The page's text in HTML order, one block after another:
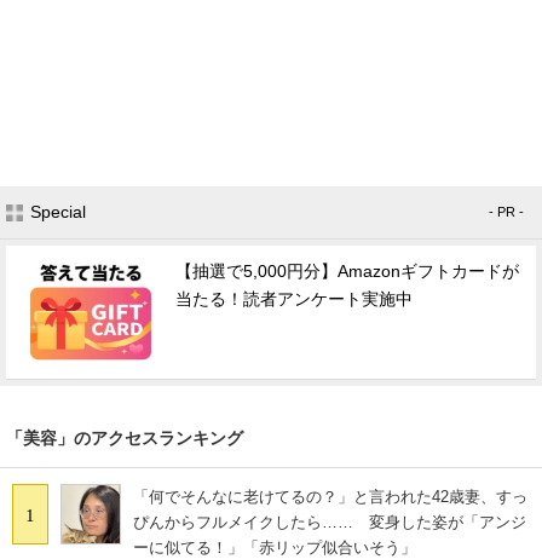
Special - PR -
【抽選で5,000円分】Amazonギフトカードが
当たる！読者アンケート実施中
「美容」のアクセスランキング
1
「何でそんなに老けてるの？」と言われた42歳妻、すっ
ぴんからフルメイクしたら…… 変身した姿が「アンジ
ーに似てる！」「赤リップ似合いそう」